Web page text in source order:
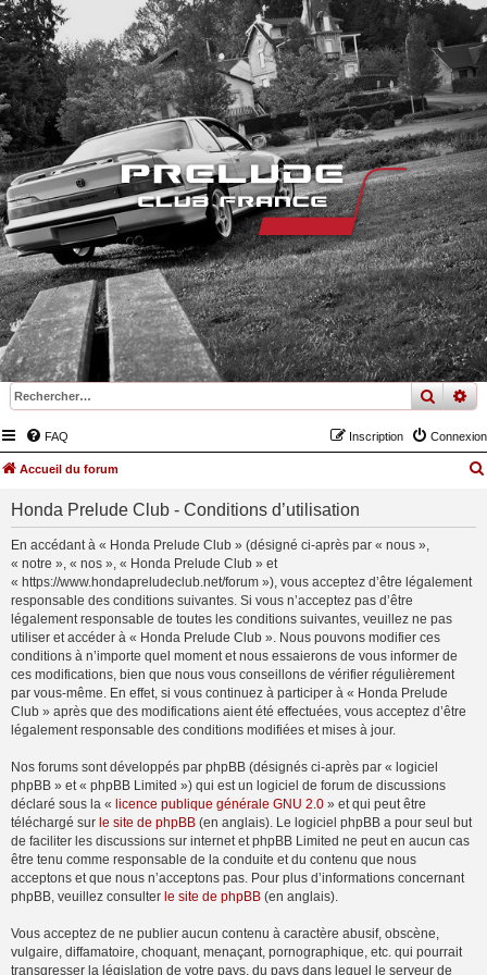
FAQ Connexion
Inscription
Accueil du forum
Honda Prelude Club - Conditions d’utilisation
En accédant à « Honda Prelude Club » (désigné ci-après par « nous »,
« notre », « nos », « Honda Prelude Club » et
« https://www.hondapreludeclub.net/forum »), vous acceptez d’être légalement
responsable des conditions suivantes. Si vous n’acceptez pas d’être
légalement responsable de toutes les conditions suivantes, veuillez ne pas
utiliser et accéder à « Honda Prelude Club ». Nous pouvons modifier ces
conditions à n’importe quel moment et nous essaierons de vous informer de
ces modifications, bien que nous vous conseillons de vérifier régulièrement
par vous-même. En effet, si vous continuez à participer à « Honda Prelude
Club » après que des modifications aient été effectuées, vous acceptez d’être
légalement responsable des conditions modifiées et mises à jour.
Nos forums sont développés par phpBB (désignés ci-après par « logiciel
phpBB » et « phpBB Limited ») qui est un logiciel de forum de discussions
déclaré sous la « licence publique générale GNU 2.0 » et qui peut être
téléchargé sur le site de phpBB (en anglais). Le logiciel phpBB a pour seul but
de faciliter les discussions sur internet et phpBB Limited ne peut en aucun cas
être tenu comme responsable de la conduite et du contenu que nous
acceptons et que nous n’acceptons pas. Pour plus d’informations concernant
phpBB, veuillez consulter le site de phpBB (en anglais).
Vous acceptez de ne publier aucun contenu à caractère abusif, obscène,
vulgaire, diffamatoire, choquant, menaçant, pornographique, etc. qui pourrait
transgresser la législation de votre pays, du pays dans lequel le serveur de